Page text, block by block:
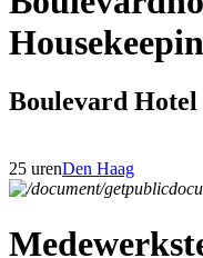
Boulevard Hotel
25 urenDen Haag